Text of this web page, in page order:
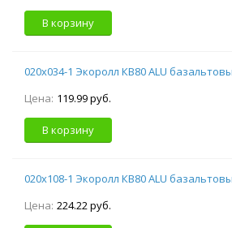
В корзину
020х034-1 Экоролл КВ80 ALU
Цена: 119.99 руб.
В корзину
020х108-1 Экоролл КВ80 ALU
Цена: 224.22 руб.